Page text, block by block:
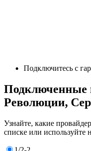
Подключитесь с
Подключенные
Революции,
Узнайте, какие
списке или используйте